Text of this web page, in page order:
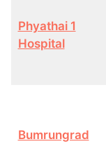
Phyathai 1
Hospital
Bumrungrad